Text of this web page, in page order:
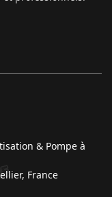
& Pompe à
France